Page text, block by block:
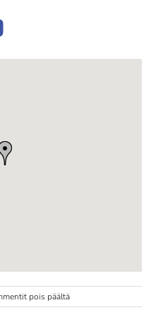
pois päältäartikkelissa
Koulutettu